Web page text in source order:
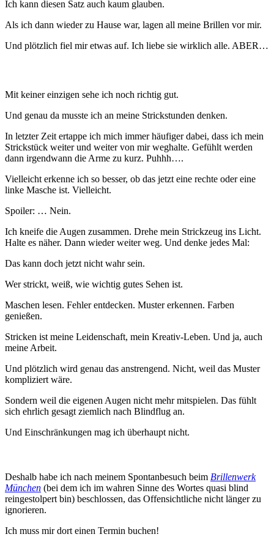
Ich kann diesen Satz auch kaum glauben.
Als ich dann wieder zu Hause war, lagen all meine Brillen vor mir.
Und plötzlich fiel mir etwas auf. Ich liebe sie wirklich alle. ABER…
Mit keiner einzigen sehe ich noch richtig gut.
Und genau da musste ich an meine Strickstunden denken.
In letzter Zeit ertappe ich mich immer häufiger dabei, dass ich mein
Strickstück weiter und weiter von mir weghalte. Gefühlt werden
dann irgendwann die Arme zu kurz. Puhhh….
Vielleicht erkenne ich so besser, ob das jetzt eine rechte oder eine
linke Masche ist. Vielleicht.
Spoiler: … Nein.
Ich kneife die Augen zusammen. Drehe mein Strickzeug ins Licht.
Halte es näher. Dann wieder weiter weg. Und denke jedes Mal:
Das kann doch jetzt nicht wahr sein.
Wer strickt, weiß, wie wichtig gutes Sehen ist.
Maschen lesen. Fehler entdecken. Muster erkennen. Farben
genießen.
Stricken ist meine Leidenschaft, mein Kreativ-Leben. Und ja, auch
meine Arbeit.
Und plötzlich wird genau das anstrengend. Nicht, weil das Muster
kompliziert wäre.
Sondern weil die eigenen Augen nicht mehr mitspielen. Das fühlt
sich ehrlich gesagt ziemlich nach Blindflug an.
Und Einschränkungen mag ich überhaupt nicht.
Deshalb habe ich nach meinem Spontanbesuch beim Brillenwerk
München (bei dem ich im wahren Sinne des Wortes quasi blind
reingestolpert bin) beschlossen, das Offensichtliche nicht länger zu
ignorieren.
Ich muss mir dort einen Termin buchen!